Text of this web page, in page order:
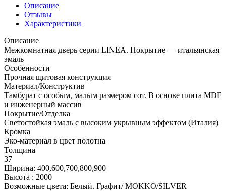
Эмаль
серебро
/
Молдинг
серебро
Описание
Отзывы
Характеристики
Описание
Межкомнатная дверь серии LINEA. Покрытие — итальянская
эмаль
Особенности
Прочная щитовая конструкция
Материал/Конструктив
Тамбурат с особым, малым размером сот. В основе плита MDF
и инженерный массив
Покрытие/Отделка
Светостойкая эмаль с высоким укрывным эффектом (Италия)
Кромка
Эко-материал в цвет полотна
Толщина
37
Ширина: 400,600,700,800,900
Высота : 2000
Возможные цвета: Белый. Графит/ MOKKO/SILVER